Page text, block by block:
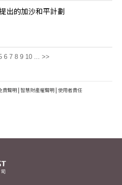
出的加沙和平計劃
6 7 8 9 10 ... >>
責聲明 | 智慧財產權聲明 | 使用者責任